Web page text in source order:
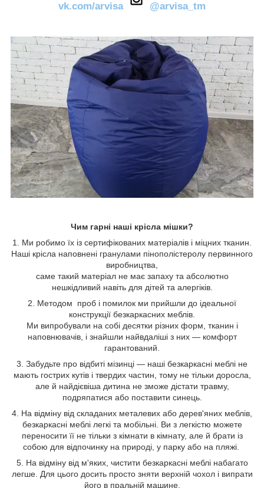
vk.com/arvisa @arvisa_tm
Чим гарні наші крісла мішки?
1. Ми робимо їх із сертифікованих матеріалів і міцних тканин.
Наші крісла наповнені гранулами пінополістеролу первинного
виробництва,
саме такий матеріал не має запаху та абсолютно
нешкідливий навіть для дітей та алергіків.
2. Методом проб і помилок ми прийшли до ідеальної
конструкції безкаркасних меблів.
Ми випробували на собі десятки різних форм, тканин і
наповнювачів, і знайшли найвдаліші з них — комфорт
гарантований.
3. Забудьте про відбиті мізинці — наші безкаркасні меблі не
мають гострих кутів і твердих частин, тому не тільки доросла,
але й найдієвіша дитина не зможе дістати травму,
подряпатися або поставити синець.
4. На відміну від складаних металевих або дерев'яних меблів,
безкаркасні меблі легкі та мобільні. Ви з легкістю можете
переносити її не тільки з кімнати в кімнату, але й брати із
собою для відпочинку на природі, у парку або на пляжі.
5. На відміну від м'яких, чистити безкаркасні меблі набагато
легше. Для цього досить просто зняти верхній чохол і випрати
його в пральній машине.